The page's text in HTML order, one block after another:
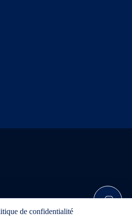
Avis d'achat
de confidentialité